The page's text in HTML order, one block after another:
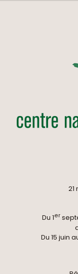
21
Du 1er
Du 15 juin